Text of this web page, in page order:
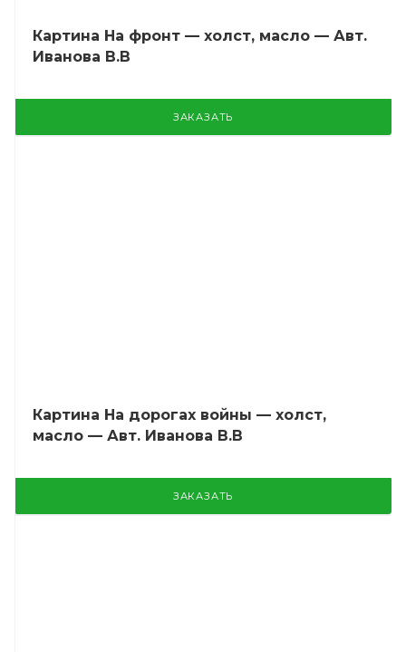
Картина На фронт — холст, масло — Авт.
Иванова В.В
ЗАКАЗАТЬ
Картина На дорогах войны — холст,
масло — Авт. Иванова В.В
ЗАКАЗАТЬ